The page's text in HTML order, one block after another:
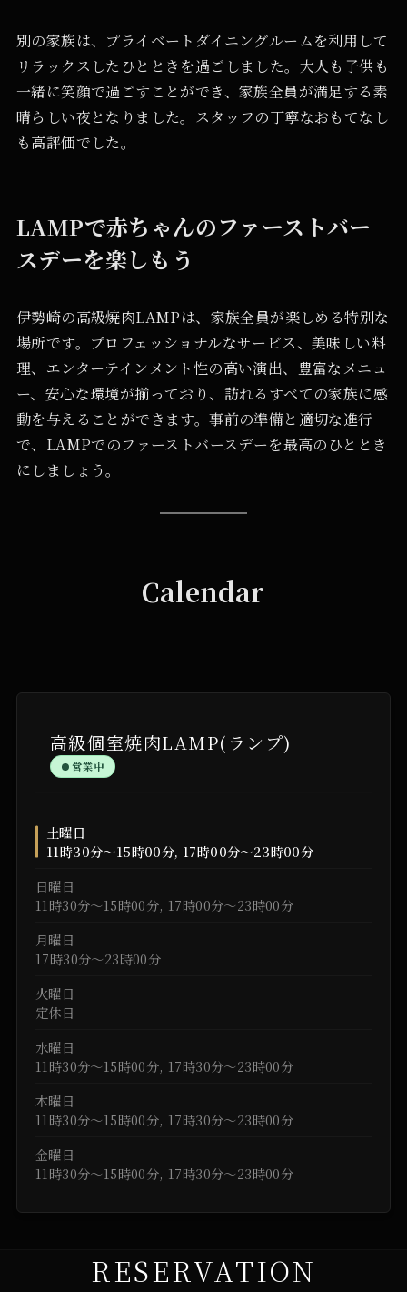
別の家族は、プライベートダイニングルームを利用して
リラックスしたひとときを過ごしました。大人も子供も
一緒に笑顔で過ごすことができ、家族全員が満足する素
晴らしい夜となりました。スタッフの丁寧なおもてなし
も高評価でした。
LAMPで赤ちゃんのファーストバー
スデーを楽しもう
伊勢崎の高級焼肉LAMPは、家族全員が楽しめる特別な
場所です。プロフェッショナルなサービス、美味しい料
理、エンターテインメント性の高い演出、豊富なメニュ
ー、安心な環境が揃っており、訪れるすべての家族に感
動を与えることができます。事前の準備と適切な進行
で、LAMPでのファーストバースデーを最高のひととき
にしましょう。
Calendar
高級個室焼肉LAMP(ランプ)
営業中
土曜日
11時30分～15時00分, 17時00分～23時00分
日曜日
11時30分～15時00分, 17時00分～23時00分
月曜日
17時30分～23時00分
火曜日
定休日
水曜日
11時30分～15時00分, 17時30分～23時00分
木曜日
11時30分～15時00分, 17時30分～23時00分
金曜日
11時30分～15時00分, 17時30分～23時00分
RESERVATION